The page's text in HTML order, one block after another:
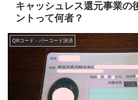
キャッシュレス還元事業の
ントって何者？
QRコード・バーコード決済